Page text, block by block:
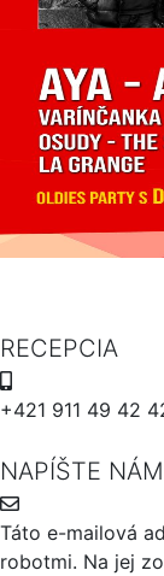
RECEPCIA
+421 911 49 42
NAPÍŠTE NÁM
Táto e-mailová
robotmi. Na jej